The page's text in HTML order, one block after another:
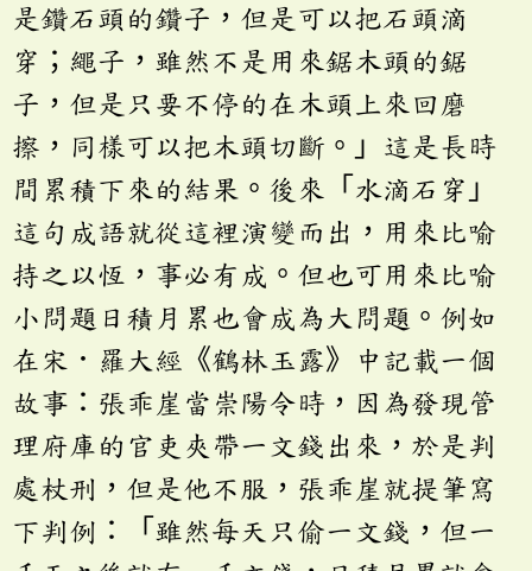
是鑽石頭的鑽子，但是可以把石頭滴
穿；繩子，雖然不是用來鋸木頭的鋸
子，但是只要不停的在木頭上來回磨
擦，同樣可以把木頭切斷。」這是長時
間累積下來的結果。後來「水滴石穿」
這句成語就從這裡演變而出，用來比喻
持之以恆，事必有成。但也可用來比喻
小問題日積月累也會成為大問題。例如
在宋．羅大經《鶴林玉露》中記載一個
故事：張乖崖當崇陽令時，因為發現管
理府庫的官吏夾帶一文錢出來，於是判
處杖刑，但是他不服，張乖崖就提筆寫
下判例：「雖然每天只偷一文錢，但一